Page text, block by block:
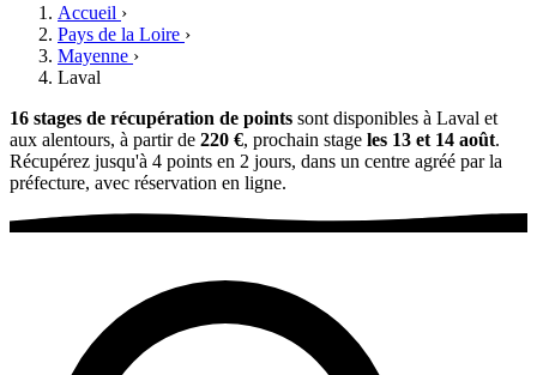
Accueil ›
Pays de la Loire ›
Mayenne ›
Laval
16 stages de récupération de points sont disponibles à Laval et
aux alentours, à partir de 220 €, prochain stage les 13 et 14 août.
Récupérez jusqu'à 4 points en 2 jours, dans un centre agréé par la
préfecture, avec réservation en ligne.